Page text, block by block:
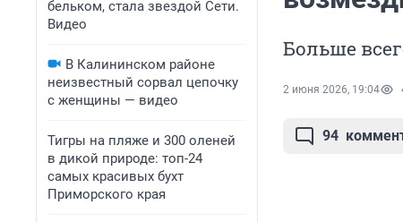
бельком, стала звездой Сети.
Видео
В Калининском районе
неизвестный сорвал цепочку
с женщины — видео
Тигры на пляже и 300 оленей
в дикой природе: топ-24
самых красивых бухт
Приморского края
Больше
2 июня 2026, 19:04
94